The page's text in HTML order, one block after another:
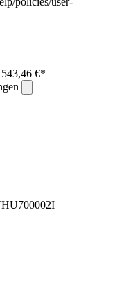
543,46 €*